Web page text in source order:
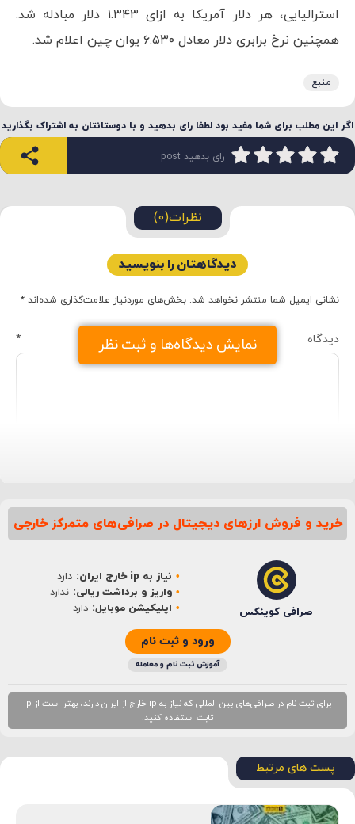
استرالیایی، هر دلار آمریکا به ازای ۱.۳۴۳ دلار مبادله شد.
همچنین نرخ برابری دلار معادل ۶.۵۳۰ یوان چین اعلام شد.
منبع
اگر این مطلب برای شما مفید بود لطفا رای بدهید و با دوستانتان به اشتراک بگذارید
رای بدهید post
نمایش دیدگاه‌ها و ثبت نظر
نظرات(0)
دیدگاهتان را بنویسید
نشانی ایمیل شما منتشر نخواهد شد. بخش‌های موردنیاز علامت‌گذاری شده‌اند *
دیدگاه *
نام*
خرید و فروش ارزهای دیجیتال در صرافی‌های متمرکز خارجی
صرافی کوینکس
نیاز به ip خارج ایران:
دارد
واریز و برداشت ریالی: ندارد
اپلیکیشن موبایل: دارد
ورود و ثبت نام
آموزش ثبت نام و معامله
برای ثبت نام در صرافی‌های بین المللی که نیاز به ip خارج از ایران دارند، بهتر است از ip
ثابت استفاده کنید.
پست های مرتبط